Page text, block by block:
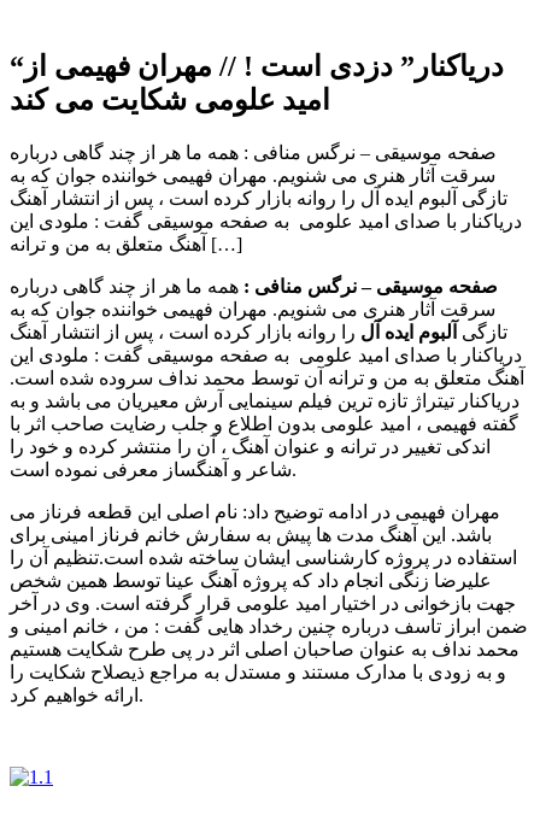
“دریاکنار” دزدی است ! // مهران فهیمی از
امید علومی شکایت می کند
صفحه موسیقی – نرگس منافی : همه ما هر از چند گاهی درباره
سرقت آثار هنری می شنویم. مهران فهیمی خواننده جوان که به
تازگی آلبوم ایده آل را روانه بازار کرده است ، پس از انتشار آهنگ
دریاکنار با صدای امید علومی به صفحه موسیقی گفت : ملودی این
آهنگ متعلق به من و ترانه […]
صفحه موسیقی – نرگس منافی : همه ما هر از چند گاهی درباره
سرقت آثار هنری می شنویم. مهران فهیمی خواننده جوان که به
تازگی آلبوم ایده آل را روانه بازار کرده است ، پس از انتشار آهنگ
دریاکنار با صدای امید علومی به صفحه موسیقی گفت : ملودی این
آهنگ متعلق به من و ترانه آن توسط محمد نداف سروده شده است.
دریاکنار تیتراژ تازه ترین فیلم سینمایی آرش معیریان می باشد و به
گفته فهیمی ، امید علومی بدون اطلاع و جلب رضایت صاحب اثر با
اندکی تغییر در ترانه و عنوان آهنگ ، آن را منتشر کرده و خود را
شاعر و آهنگساز معرفی نموده است.
مهران فهیمی در ادامه توضیح داد: نام اصلی این قطعه فرناز می
باشد. این آهنگ مدت ها پیش به سفارش خانم فرناز امینی برای
استفاده در پروژه کارشناسی ایشان ساخته شده است.تنظیم آن را
علیرضا زنگی انجام داد که پروژه آهنگ عینا توسط همین شخص
جهت بازخوانی در اختیار امید علومی قرار گرفته است. وی در آخر
ضمن ابراز تاسف درباره چنین رخداد هایی گفت : من ، خانم امینی و
محمد نداف به عنوان صاحبان اصلی اثر در پی طرح شکایت هستیم
و به زودی با مدارک مستند و مستدل به مراجع ذیصلاح شکایت را
ارائه خواهیم کرد.